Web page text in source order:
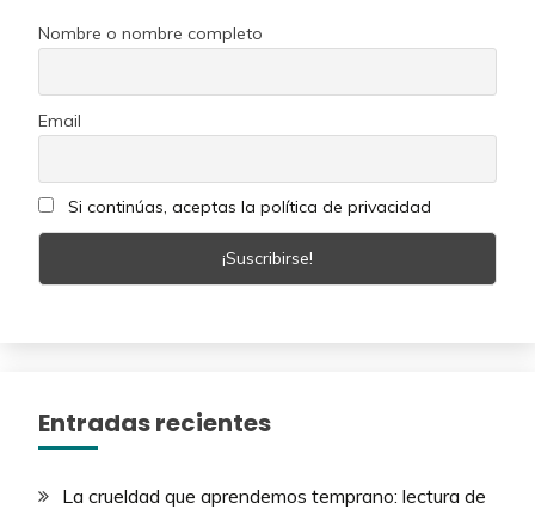
Nombre o nombre completo
Email
Si continúas, aceptas la política de privacidad
Entradas recientes
La crueldad que aprendemos temprano: lectura de